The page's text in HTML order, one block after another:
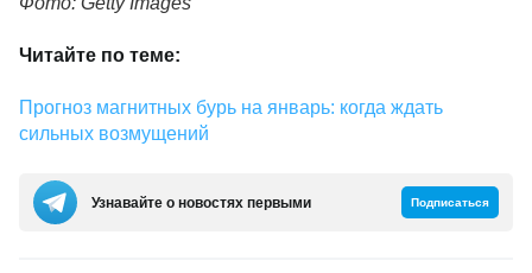
Читайте по теме:
Прогноз магнитных бурь на январь: когда ждать
сильных возмущений
Узнавайте о новостях первыми Подписаться